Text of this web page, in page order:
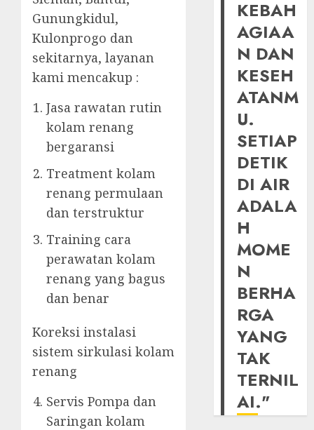
Gunungkidul,
Kulonprogo dan
sekitarnya, layanan
kami mencakup :
Jasa rawatan rutin
kolam renang
bergaransi
Treatment kolam
renang permulaan
dan terstruktur
Training cara
perawatan kolam
renang yang bagus
dan benar
Koreksi instalasi
sistem sirkulasi kolam
renang
Servis Pompa dan
Saringan kolam
KEBAH
AGIAA
N DAN
KESEH
ATANM
U.
SETIAP
DETIK
DI AIR
ADALA
H
MOME
N
BERHA
RGA
YANG
TAK
TERNIL
AI."